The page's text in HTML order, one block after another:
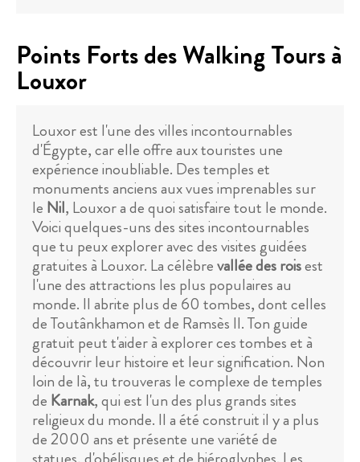
Points Forts des Walking Tours à
Louxor
Louxor est l'une des villes incontournables
d'Égypte, car elle offre aux touristes une
expérience inoubliable. Des temples et
monuments anciens aux vues imprenables sur
le Nil, Louxor a de quoi satisfaire tout le monde.
Voici quelques-uns des sites incontournables
que tu peux explorer avec des visites guidées
gratuites à Louxor. La célèbrevallée des roisest
l'une des attractions les plus populaires au
monde. Il abrite plus de 60 tombes, dont celles
de Toutânkhamon et de Ramsès II. Ton guide
gratuit peut t'aider à explorer ces tombes et à
découvrir leur histoire et leur signification. Non
loin de là, tu trouveras le complexe de temples
de Karnak, qui est l'un des plus grands sites
religieux du monde. Il a été construit il y a plus
de 2000 ans et présente une variété de